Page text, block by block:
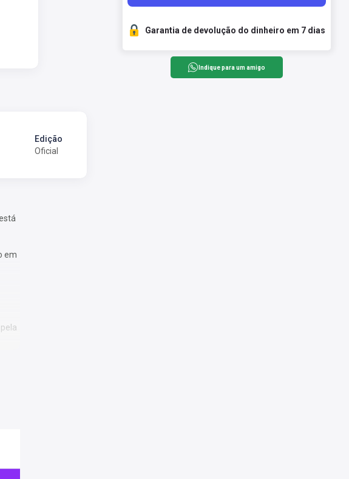
Edição
Oficial
em
Garantia de devolução do dinheiro em 7 dias
Indique para um amigo